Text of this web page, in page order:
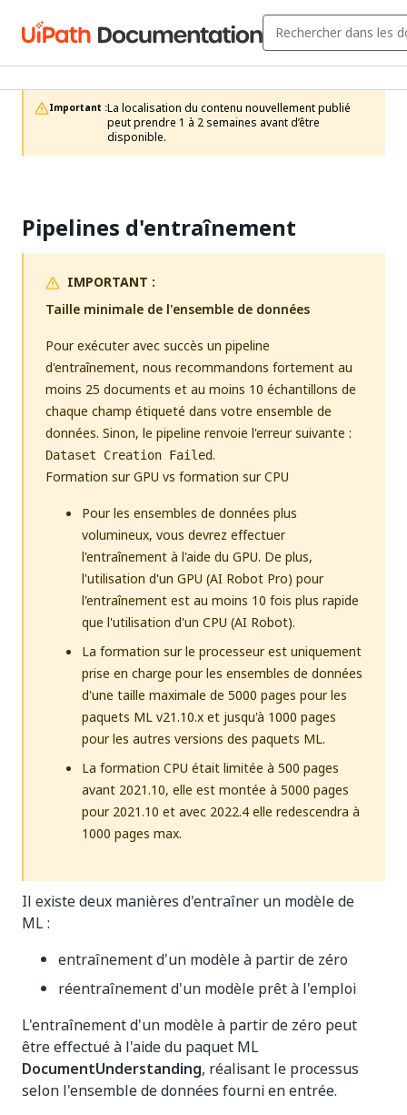
Important :La localisation du contenu nouvellement publié
peut prendre 1 à 2 semaines avant d’être
disponible.
Pipelines d'entraînement
IMPORTANT :
Taille minimale de l'ensemble de données
Pour exécuter avec succès un pipeline
d'entraînement, nous recommandons fortement au
moins 25 documents et au moins 10 échantillons de
chaque champ étiqueté dans votre ensemble de
données. Sinon, le pipeline renvoie l'erreur suivante :
Dataset Creation Failed.
Formation sur GPU vs formation sur CPU
Pour les ensembles de données plus
volumineux, vous devrez effectuer
l'entraînement à l'aide du GPU. De plus,
l'utilisation d'un GPU (AI Robot Pro) pour
l'entraînement est au moins 10 fois plus rapide
que l'utilisation d'un CPU (AI Robot).
La formation sur le processeur est uniquement
prise en charge pour les ensembles de données
d'une taille maximale de 5000 pages pour les
paquets ML v21.10.x et jusqu'à 1000 pages
pour les autres versions des paquets ML.
La formation CPU était limitée à 500 pages
avant 2021.10, elle est montée à 5000 pages
pour 2021.10 et avec 2022.4 elle redescendra à
1000 pages max.
Il existe deux manières d'entraîner un modèle de
ML :
entraînement d'un modèle à partir de zéro
réentraînement d'un modèle prêt à l'emploi
L'entraînement d'un modèle à partir de zéro peut
être effectué à l'aide du paquet ML
DocumentUnderstanding, réalisant le processus
selon l'ensemble de données fourni en entrée.